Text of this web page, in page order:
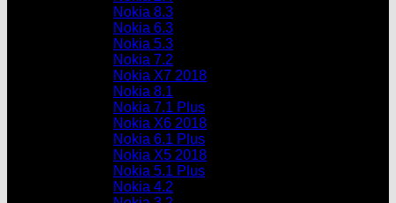
Nokia 8.3
Nokia 6.3
Nokia 5.3
Nokia 7.2
Nokia X7 2018
Nokia 8.1
Nokia 7.1 Plus
Nokia X6 2018
Nokia 6.1 Plus
Nokia X5 2018
Nokia 5.1 Plus
Nokia 4.2